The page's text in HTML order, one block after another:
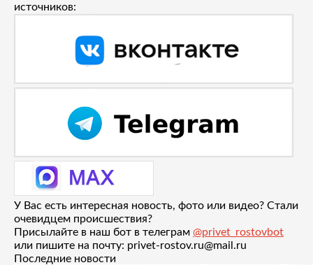
источников:
У Вас есть интересная новость, фото или видео? Стали
очевидцем происшествия?
Присылайте в наш бот в телеграм @privet_rostovbot
или пишите на почту: privet-rostov.ru@mail.ru
Последние новости